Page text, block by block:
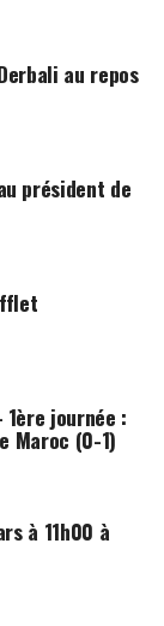
au repos
président de
1ère journée :
Maroc (0-1)
à 11h00 à